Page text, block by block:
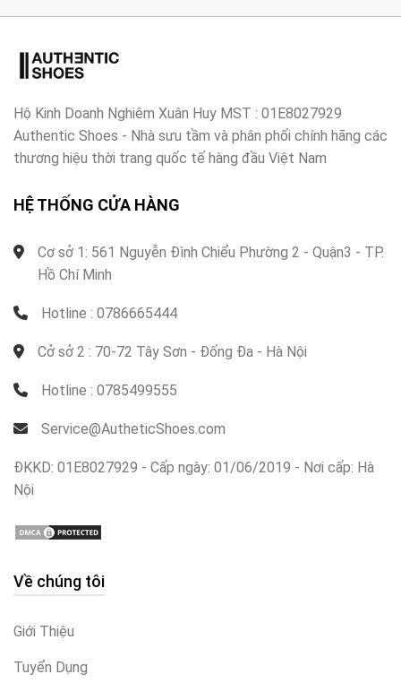
Hộ Kinh Doanh Nghiêm Xuân Huy MST : 01E8027929
Authentic Shoes - Nhà sưu tầm và phân phối chính hãng các
thương hiệu thời trang quốc tế hàng đầu Việt Nam
HỆ THỐNG CỬA HÀNG
Cơ sở 1: 561 Nguyễn Đình Chiểu Phường 2 - Quận3 - TP.
Hồ Chí Minh
Hotline : 0786665444
Cở sở 2 : 70-72 Tây Sơn - Đống Đa - Hà Nội
Hotline : 0785499555
Service@AutheticShoes.com
ĐKKD: 01E8027929 - Cấp ngày: 01/06/2019 - Nơi cấp: Hà
Nội
Về chúng tôi
Giới Thiệu
Tuyển Dụng